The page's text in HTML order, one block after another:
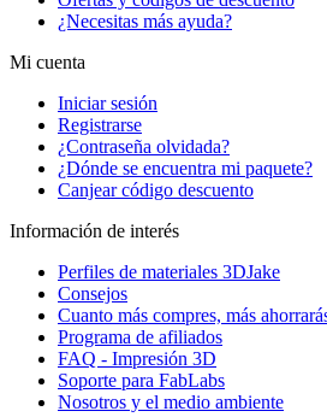
¿Necesitas más ayuda?
Mi cuenta
Iniciar sesión
Registrarse
¿Contraseña olvidada?
¿Dónde se encuentra mi paquete?
Canjear código descuento
Información de interés
Perfiles de materiales 3DJake
Consejos
Cuanto más compres, más
Programa de afiliados
FAQ - Impresión 3D
Soporte para FabLabs
Nosotros y el medio ambiente